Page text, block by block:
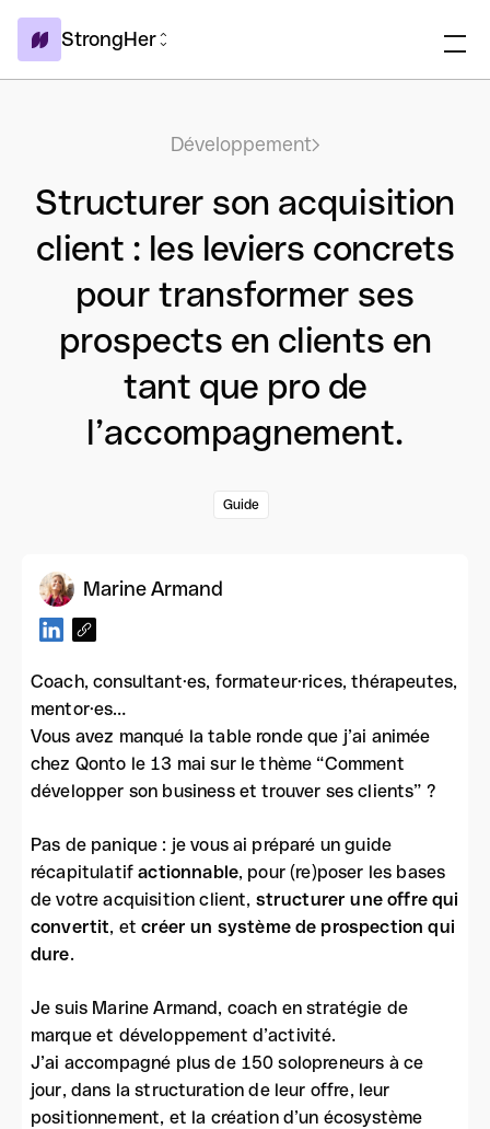
StrongHer
Développement
Structurer son acquisition
client : les leviers concrets
pour transformer ses
prospects en clients en
tant que pro de
l’accompagnement.
Guide
Marine Armand
Coach, consultant·es, formateur·rices, thérapeutes,
mentor·es…
Vous avez manqué la table ronde que j’ai animée
chez Qonto le 13 mai sur le thème “Comment
développer son business et trouver ses clients” ?
Pas de panique : je vous ai préparé un guide
récapitulatif actionnable, pour (re)poser les bases
de votre acquisition client, structurer une offre qui
convertit, etcréer un système de prospection qui
dure.
Je suis Marine Armand, coach en stratégie de
marque et développement d’activité.
J’ai accompagné plus de 150 solopreneurs à ce
jour, dans la structuration de leur offre, leur
positionnement, et la création d’un écosystème